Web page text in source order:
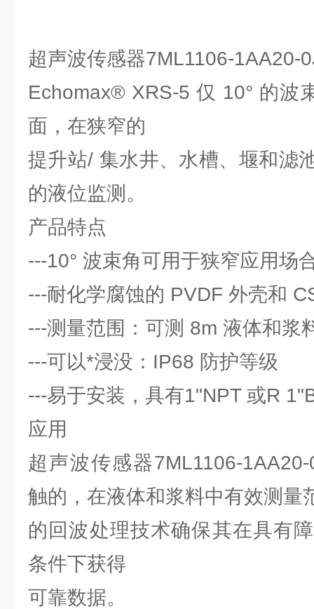
超声波传感器7ML1106-1AA20-
Echomax® XRS-5 仅 10° 的波
面，在狭窄的
提升站/ 集水井、水槽、堰和滤
的液位监测。
产品特点
---10° 波束角可用于狭窄应用场
---耐化学腐蚀的 PVDF 外壳和
---测量范围：可测 8m 液体和浆
---可以*浸没：IP68 防护等级
---易于安装，具有1"NPT 或R
应用
超声波传感器7ML1106-
触的，在液体和浆料中有效测量
的回波处理技术确保其在具有
条件下获得
可靠数据。